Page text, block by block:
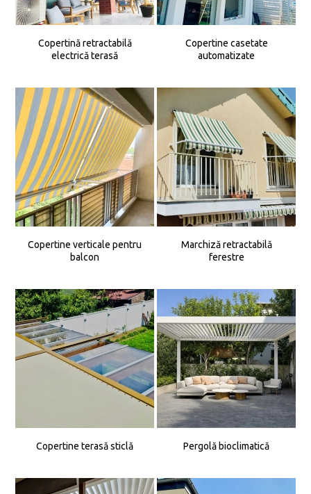
Copertină retractabilă
electrică terasă
Copertine casetate
automatizate
Copertine verticale pentru
balcon
Marchiză retractabilă
ferestre
Copertine terasă sticlă Pergolă bioclimatică